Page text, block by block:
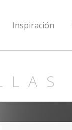
Inspiración